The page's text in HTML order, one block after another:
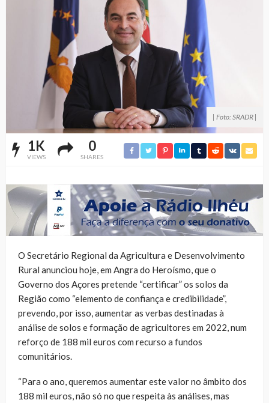
| Foto: SRADR |
1K
VIEWS
0
SHARES
O Secretário Regional da Agricultura e Desenvolvimento
Rural anunciou hoje, em Angra do Heroísmo, que o
Governo dos Açores pretende “certificar” os solos da
Região como “elemento de confiança e credibilidade”,
prevendo, por isso, aumentar as verbas destinadas à
análise de solos e formação de agricultores em 2022, num
reforço de 188 mil euros com recurso a fundos
comunitários.
“Para o ano, queremos aumentar este valor no âmbito dos
188 mil euros, não só no que respeita às análises, mas